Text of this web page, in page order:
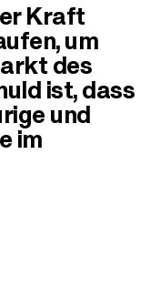
Kraft
um
des
ist, dass
und
im